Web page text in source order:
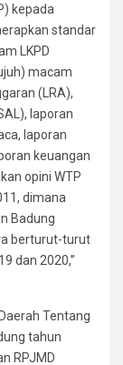
kepada
standar
LKPD
macam
(LRA),
laporan
laporan
keuangan
opini WTP
dimana
Badung
berturut-turut
dan 2020,”
Tentang
tahun
RPJMD